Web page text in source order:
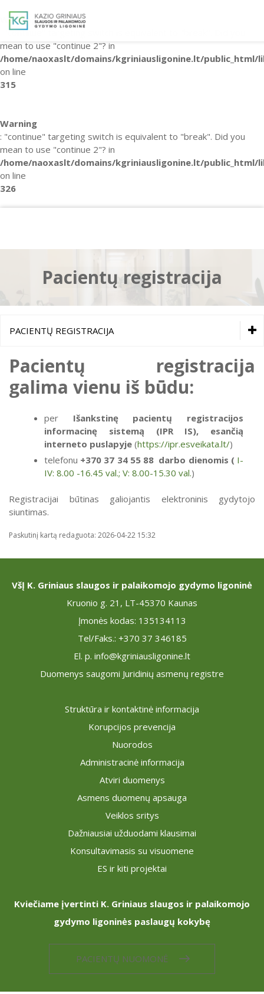
Warning
: "continue" targeting switch is equivalent to "break". Did you
mean to use "continue 2"? in
/home/naoxaslt/domains/kgriniausligonine.lt/public_html/
on line
315
Warning
: "continue" targeting switch is equivalent to "break". Did you
mean to use "continue 2"? in
/home/naoxaslt/domains/kgriniausligonine.lt/public_html/
on line
326
Informacija apie visas įstaigas,
medicininės reabilitacijos
Įstaigos vadovo posėdžiai ir
Komisijos ir darbo grupės
Pacientų registracija
PACIENTŲ REGISTRACIJA
PACIENTŲ REGISTRACIJA
Pacientų registracija
galima vienu iš būdu:
per Išankstinę pacientų registracijos
informacinę sistemą (IPR IS), esančią
interneto puslapyje (https://ipr.esveikata.lt/)
telefonu +370 37 34 55 88 darbo dienomis ( I-
IV: 8.00 -16.45 val.; V: 8.00-15.30 val.)
Registracijai būtinas galiojantis elektroninis gydytojo
siuntimas.
Paskutinį kartą redaguota: 2026-04-22 15:32
VšĮ K. Griniaus slaugos ir palaikomojo gydymo ligoninė
Kruonio g. 21, LT-45370 Kaunas
Įmonės kodas: 135134113
Tel/Faks.: +370 37 346185
El. p. info@kgriniausligonine.lt
Duomenys saugomi Juridinių asmenų registre
Struktūra ir kontaktinė informacija
Korupcijos prevencija
Nuorodos
Administracinė informacija
Atviri duomenys
Asmens duomenų apsauga
Veiklos sritys
Dažniausiai užduodami klausimai
Konsultavimasis su visuomene
ES ir kiti projektai
Kviečiame įvertinti K. Griniaus slaugos ir palaikomojo
gydymo ligoninės paslaugų kokybę
PACIENTŲ NUOMONĖ